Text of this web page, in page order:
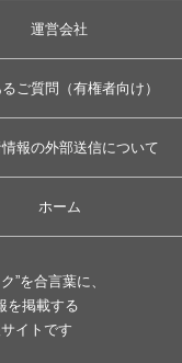
運営会社
ご質問（有権者向け）
報の外部送信について
ホーム
”を合言葉に、
を掲載する
イトです